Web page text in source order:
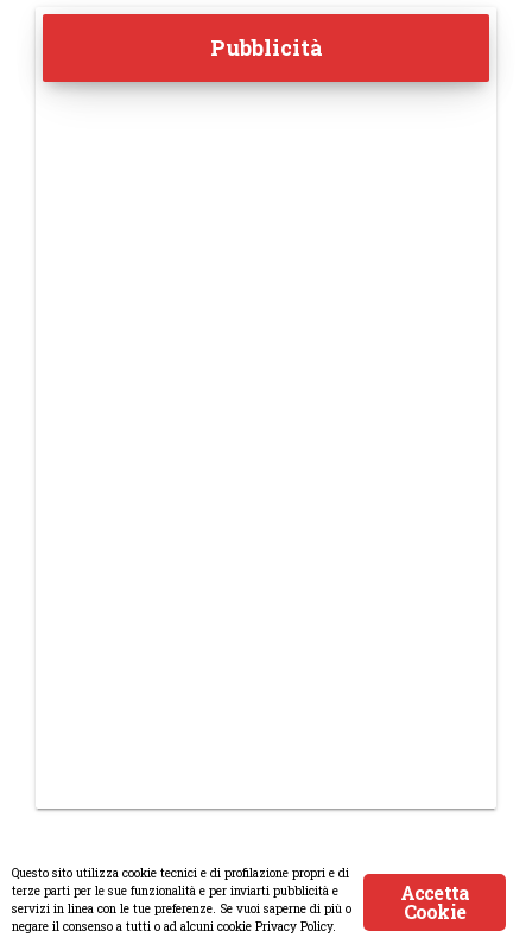
Pubblicità
© Copyright 2008-2017 Scenaripolitici.com - Tutti i diritti riservati.
Accetta
Cookie
Questo sito utilizza cookie tecnici e di profilazione propri e di
terze parti per le sue funzionalità e per inviarti pubblicità e
servizi in linea con le tue preferenze. Se vuoi saperne di più o
negare il consenso a tutti o ad alcuni cookie Privacy Policy.